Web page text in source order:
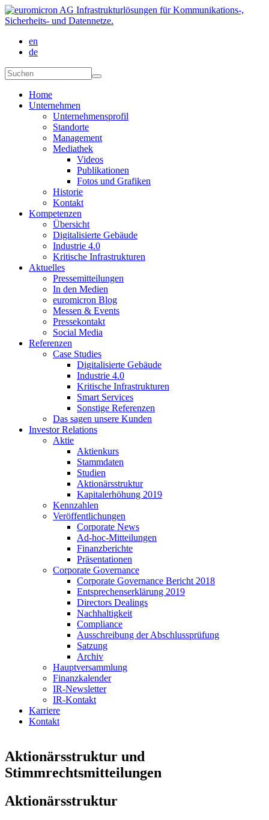
Direkt zum Inhalt
en
de
Home
Unternehmen
Unternehmensprofil
Standorte
Management
Mediathek
Videos
Publikationen
Fotos und Grafiken
Historie
Kontakt
Kompetenzen
Übersicht
Digitalisierte Gebäude
Industrie 4.0
Kritische Infrastrukturen
Aktuelles
Pressemitteilungen
In den Medien
euromicron Blog
Messen & Events
Pressekontakt
Social Media
Referenzen
Case Studies
Digitalisierte Gebäude
Industrie 4.0
Kritische Infrastrukturen
Smart Services
Sonstige Referenzen
Das sagen unsere Kunden
Investor Relations
Aktie
Aktienkurs
Stammdaten
Studien
Aktionärsstruktur
Kapitalerhöhung 2019
Kennzahlen
Veröffentlichungen
Corporate News
Ad-hoc-Mitteilungen
Finanzberichte
Präsentationen
Corporate Governance
Corporate Governance Bericht 2018
Entsprechenserklärung 2019
Directors Dealings
Nachhaltigkeit
Compliance
Ausschreibung der Abschlussprüfung
Satzung
Archiv
Hauptversammlung
Finanzkalender
IR-Newsletter
IR-Kontakt
Karriere
Kontakt
Aktionärsstruktur und
Stimmrechtsmitteilungen
Aktionärsstruktur